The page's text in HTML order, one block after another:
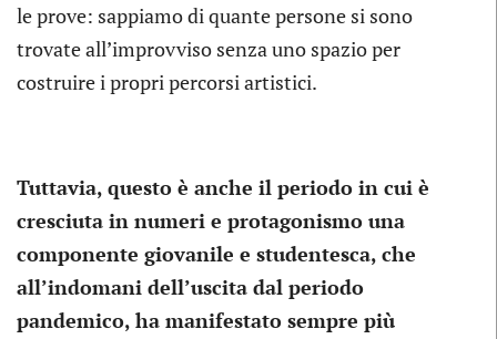
le prove: sappiamo di quante persone si sono
trovate all’improvviso senza uno spazio per
costruire i propri percorsi artistici.
Tuttavia, questo è anche il periodo in cui è
cresciuta in numeri e protagonismo una
componente giovanile e studentesca, che
all’indomani dell’uscita dal periodo
pandemico, ha manifestato sempre più